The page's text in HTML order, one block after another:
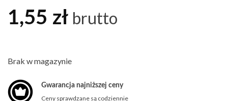
1,55 zł brutto
Brak w magazynie
Gwarancja najniższej ceny
Ceny sprawdzane są codziennie